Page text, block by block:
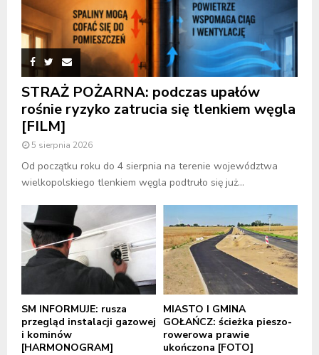
STRAŻ POŻARNA: podczas upałów
rośnie ryzyko zatrucia się tlenkiem węgla
[FILM]
5 sierpnia 2026
Od początku roku do 4 sierpnia na terenie województwa
wielkopolskiego tlenkiem węgla podtruło się już...
SM INFORMUJE: rusza
przegląd instalacji gazowej
i kominów
[HARMONOGRAM]
MIASTO I GMINA
GOŁAŃCZ: ścieżka pieszo-
rowerowa prawie
ukończona [FOTO]